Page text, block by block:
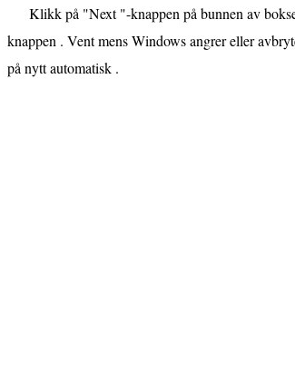
Klikk på "Next "-knappen på bunnen av
knappen . Vent mens Windows angrer eller
på nytt automatisk .